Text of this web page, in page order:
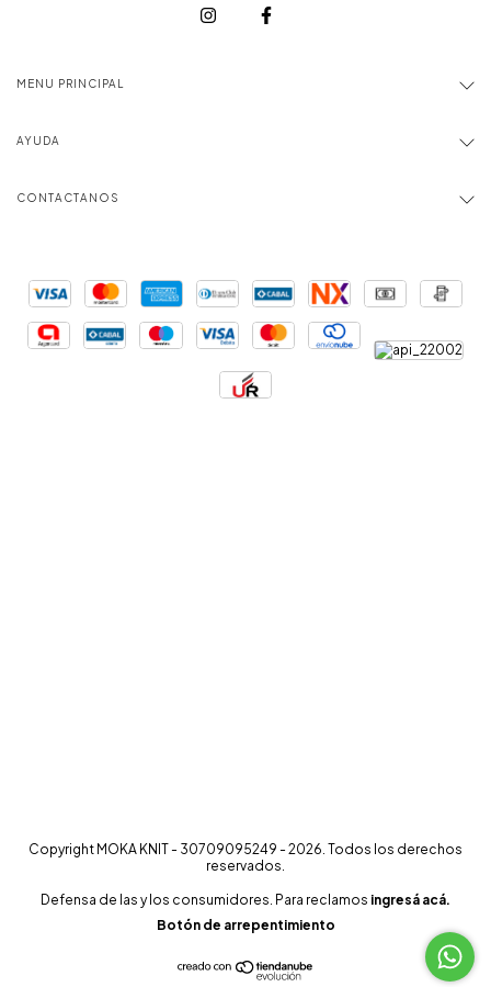
MENU PRINCIPAL
AYUDA
CONTACTANOS
Copyright MOKA KNIT - 30709095249 - 2026. Todos los derechos
reservados.
Defensa de las y los consumidores. Para reclamos ingresá acá.
Botón de arrepentimiento